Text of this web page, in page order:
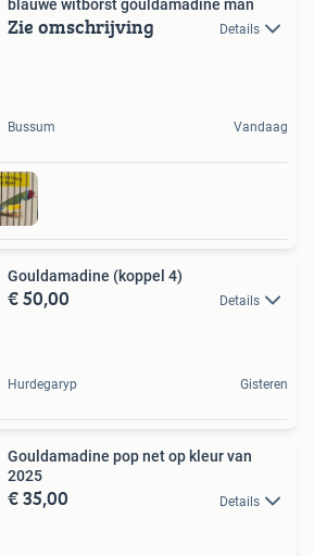
blauwe witborst gouldamadine man
Zie omschrijving Details
Bussum Vandaag
Gouldamadine (koppel 4)
€ 50,00 Details
Hurdegaryp Gisteren
Gouldamadine pop net op kleur van
2025
€ 35,00 Details